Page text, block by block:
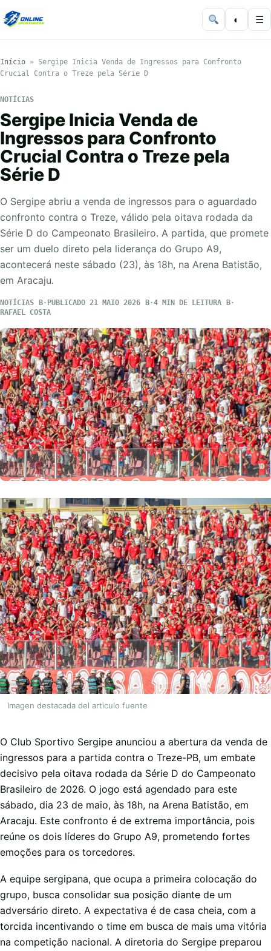
◐ ☰
Início » Sergipe Inicia Venda de Ingressos para Confronto
Crucial Contra o Treze pela Série D
NOTÍCIAS
Sergipe Inicia Venda de
Ingressos para Confronto
Crucial Contra o Treze pela
Série D
O Sergipe abriu a venda de ingressos para o aguardado
confronto contra o Treze, válido pela oitava rodada da
Série D do Campeonato Brasileiro. A partida, que promete
ser um duelo direto pela liderança do Grupo A9,
acontecerá neste sábado (23), às 18h, na Arena Batistão,
em Aracaju.
NOTÍCIAS PUBLICADO 21 MAIO 2026
4 MIN DE LEITURA
RAFAEL COSTA
Imagen destacada del articulo fuente
O Club Sportivo Sergipe anunciou a abertura da venda de
ingressos para a partida contra o Treze-PB, um embate
decisivo pela oitava rodada da Série D do Campeonato
Brasileiro de 2026. O jogo está agendado para este
sábado, dia 23 de maio, às 18h, na Arena Batistão, em
Aracaju. Este confronto é de extrema importância, pois
reúne os dois líderes do Grupo A9, prometendo fortes
emoções para os torcedores.
A equipe sergipana, que ocupa a primeira colocação do
grupo, busca consolidar sua posição diante de um
adversário direto. A expectativa é de casa cheia, com a
torcida incentivando o time em busca de mais uma vitória
na competição nacional. A diretoria do Sergipe preparou